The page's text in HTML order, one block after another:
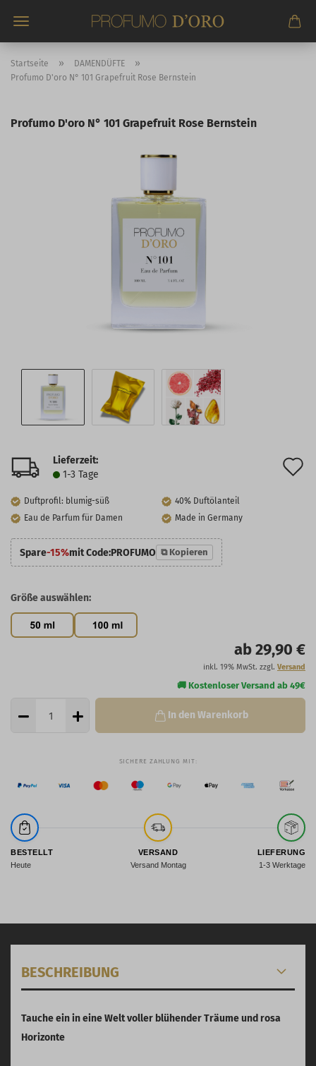
zum
Startseite » DAMENDÜFTE »
Profumo D'oro N° 101 Grapefruit Rose Bernstein
Profumo D'oro N° 101 Grapefruit Rose Bernstein
Lieferzeit:
1-3 Tage
Duftprofil: blumig-süß
40% Duftölanteil
Eau de Parfum für Damen
Made in Germany
Spare-15%mit Code:PROFUMO ⧉ Kopieren
Größe auswählen:
ab 29,90 €
inkl. 19% MwSt. zzgl. Versand
In den Warenkorb
BESTELLT
Heute
VERSAND
Versand Montag
LIEFERUNG
1-3 Werktage
BESCHREIBUNG
Tauche ein in eine Welt voller blühender Träume und rosa
Horizonte